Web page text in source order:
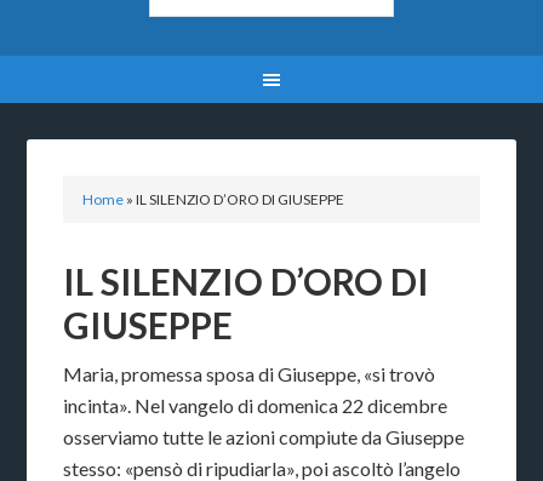
Home »IL SILENZIO D’ORO DI GIUSEPPE
IL SILENZIO D’ORO DI
GIUSEPPE
Maria, promessa sposa di Giuseppe, «si trovò
incinta». Nel vangelo di domenica 22 dicembre
osserviamo tutte le azioni compiute da Giuseppe
stesso: «pensò di ripudiarla», poi ascoltò l’angelo